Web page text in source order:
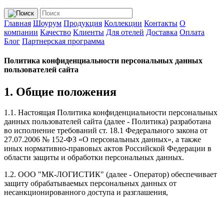
Главная Шоурум Продукция Коллекции Контакты О
компании Качество Клиенты Для отелей Доставка Оплата
Блог Партнерская программа
Политика конфиденциальности персональных данных
пользователей сайта
1. Общие положения
1.1. Настоящая Политика конфиденциальности персональных
данных пользователей сайта (далее - Политика) разработана
во исполнение требований ст. 18.1 Федерального закона от
27.07.2006 № 152-ФЗ «О персональных данных», а также
иных нормативно-правовых актов Российской Федерации в
области защиты и обработки персональных данных.
1.2. ООО "МК-ЛОГИСТИК" (далее - Оператор) обеспечивает
защиту обрабатываемых персональных данных от
несанкционированного доступа и разглашения,